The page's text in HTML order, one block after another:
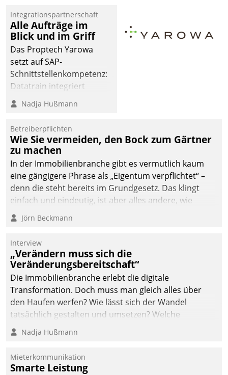
der
Wohnungswirtschaft“.
Bewerben können sich
dafür ein Team
bestehend aus
Wohnungsunternehmen
und PropTech.
Integrationspartnerschaft
Alle Aufträge im
Blick und im Griff
Das Proptech Yarowa
setzt auf SAP-
Schnittstellenkompetenz:
Datatrain integriert
Yarowas Portal zur
Vergabe und Verwaltung
operativen
Instandhaltung in die
SAP-Systemlandschaft
deutscher
Wohnungsunternehmen
– und beschleunigt damit
Mieteranliegen zum
Nadja Hußmann
Betreiberpflichten
Wie Sie vermeiden, den Bock zum Gärtner
zu machen
In der Immobilienbranche gibt es vermutlich kaum
eine gängigere Phrase als „Eigentum verpflichtet“ –
denn die steht bereits im Grundgesetz. Das klingt
einfach und eindeutig, ist aber alles andere, wie
Branchenbeschäftigte wissen. Denn mit der
Verantwortung folgen Verpflichtungen.
Jörn Beckmann
Interview
„Verändern muss sich die
Veränderungsbereitschaft“
Die Immobilienbranche erlebt die digitale
Transformation. Doch muss man gleich alles über
den Haufen werfen? Wie lässt sich der Wandel
tatsächlich gestalten und umsetzen? Welche
Argumente zählen wirklich?
Nadja Hußmann
Mieterkommunikation
Smarte Leistung